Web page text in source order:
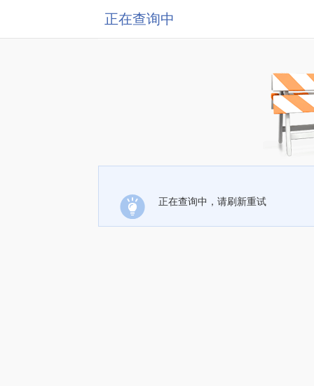
正在查询中
正在查询中，请刷新重试